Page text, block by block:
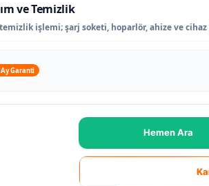
ve Temizlik
işlemi; şarj soketi, hoparlör, ahize ve
Ay Garanti
Hemen Ara